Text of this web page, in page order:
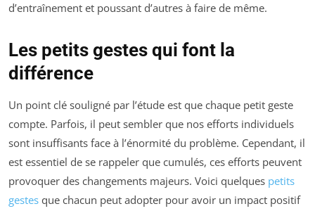
d’entraînement et poussant d’autres à faire de même.
Les petits gestes qui font la
différence
Un point clé souligné par l’étude est que chaque petit geste
compte. Parfois, il peut sembler que nos efforts individuels
sont insuffisants face à l’énormité du problème. Cependant, il
est essentiel de se rappeler que cumulés, ces efforts peuvent
provoquer des changements majeurs. Voici quelques petits
gestes que chacun peut adopter pour avoir un impact positif